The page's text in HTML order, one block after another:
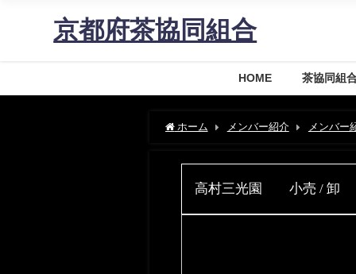
京都府茶協同組合
HOME 茶協同組
ホーム メンバー紹介 メンバー
高村三光園 小売 / 卸